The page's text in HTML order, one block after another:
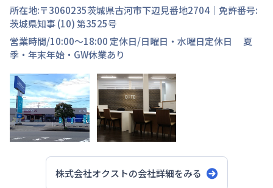
所在地:〒3060235茨城県古河市下辺見番地2704｜免許番号:
茨城県知事 (10) 第3525号
営業時間/10:00～18:00 定休日/日曜日・水曜日定休日 夏
季・年末年始・GW休業あり
株式会社オクストの会社詳細をみる